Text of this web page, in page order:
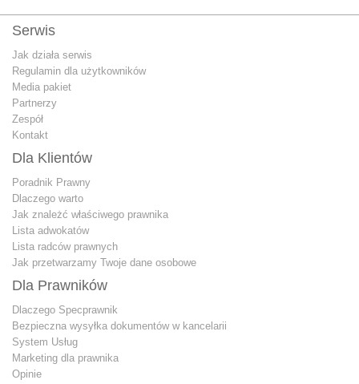
Serwis
Jak działa serwis
Regulamin dla użytkowników
Media pakiet
Partnerzy
Zespół
Kontakt
Dla Klientów
Poradnik Prawny
Dlaczego warto
Jak znależć właściwego prawnika
Lista adwokatów
Lista radców prawnych
Jak przetwarzamy Twoje dane osobowe
Dla Prawników
Dlaczego Specprawnik
Bezpieczna wysyłka dokumentów w kancelarii
System Usług
Marketing dla prawnika
Opinie